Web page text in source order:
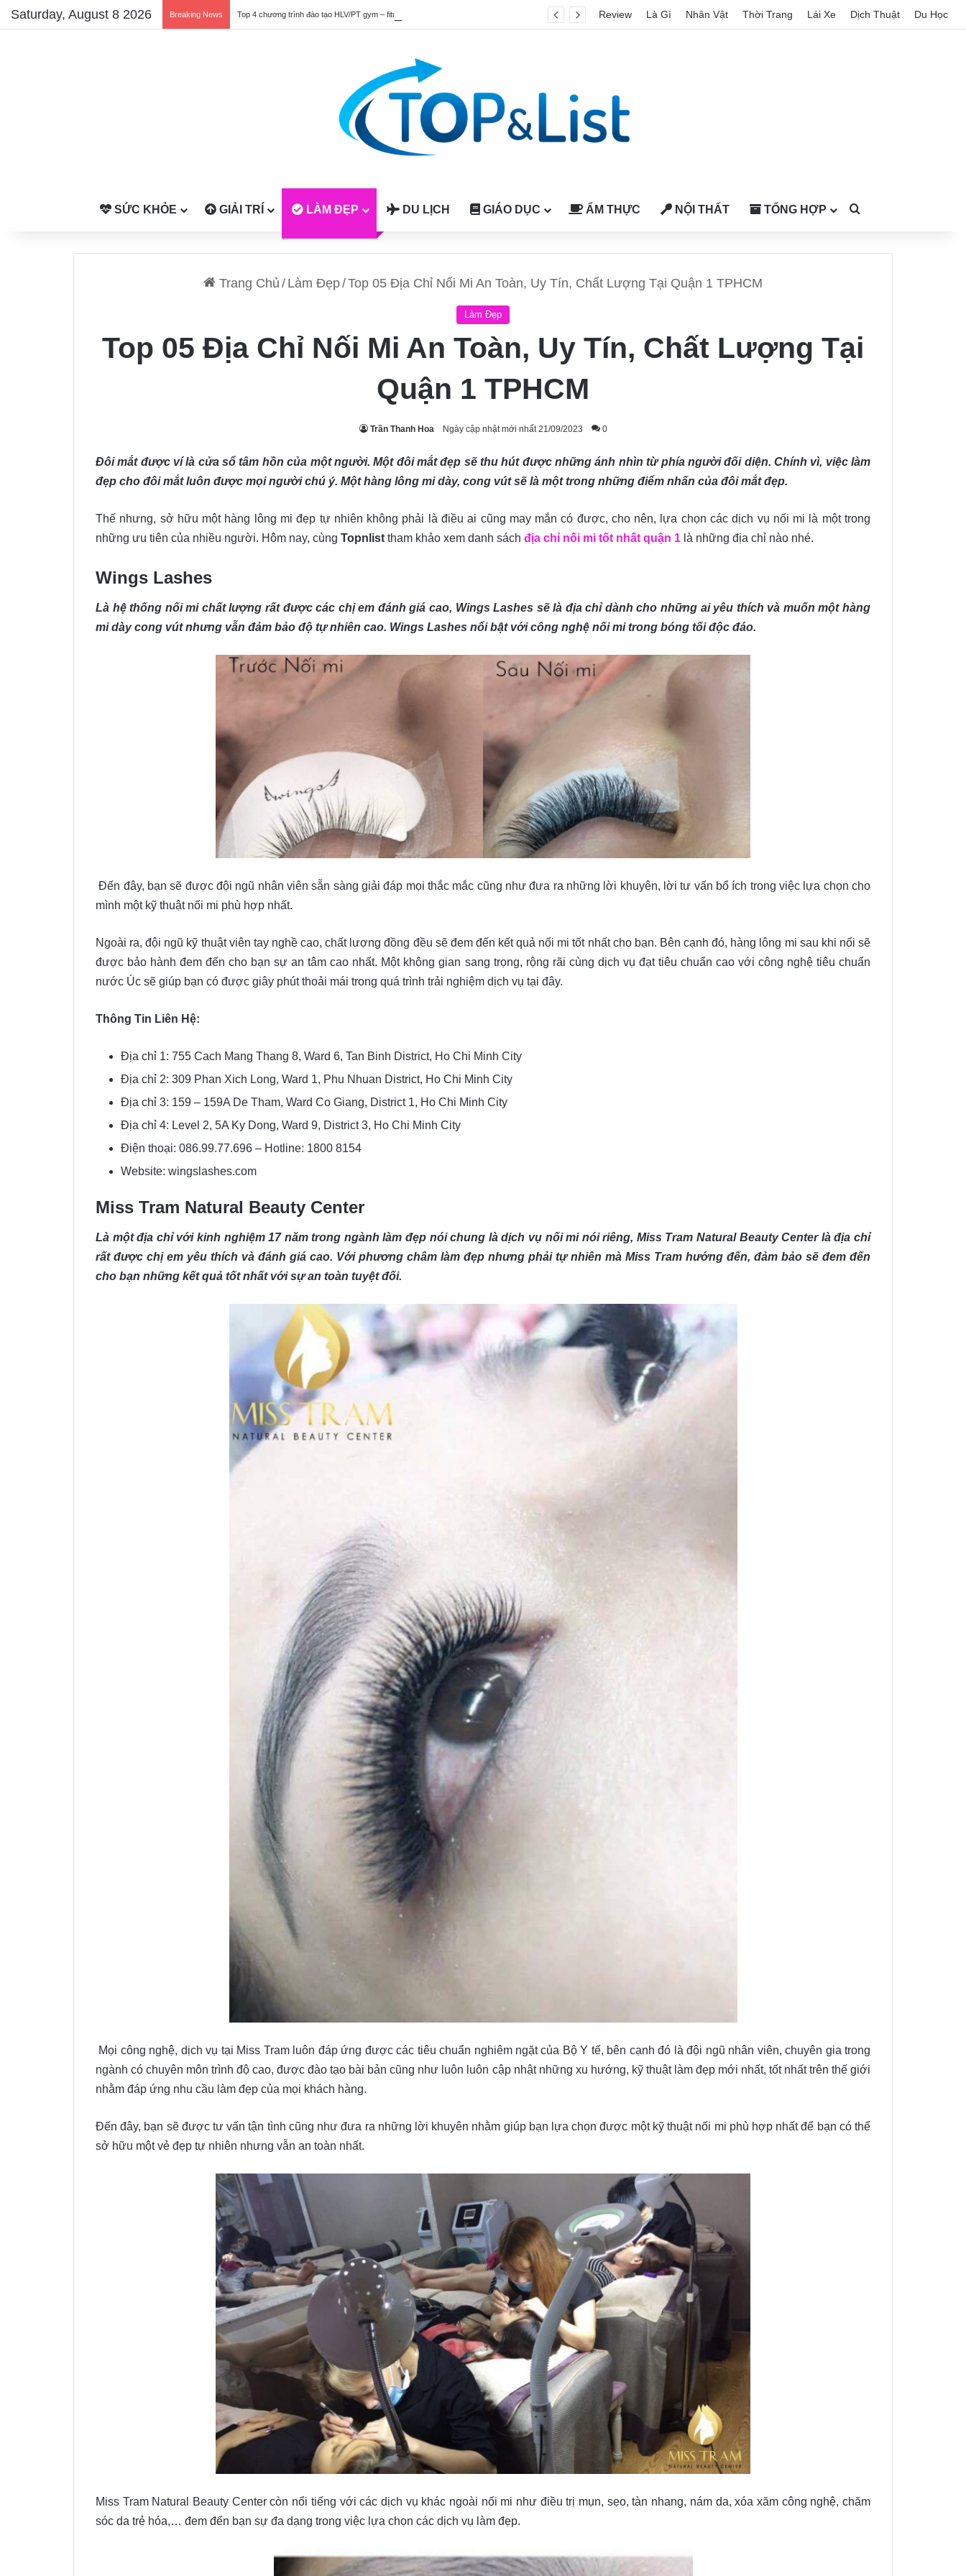
Saturday, August 8 2026 Breaking News Top 4 chương trình đào tạo HLV/PT gym – fitness quốc tế được công nhận tại Việt Nam Review Là Gì Nhân Vật Thời Trang Lái Xe Dịch Thuật Du Học
SỨC KHỎE GIẢI TRÍ LÀM ĐẸP DU LỊCH GIÁO DỤC ẨM THỰC NỘI THẤT TỔNG HỢP
Trang Chủ / Làm Đẹp/Top 05 Địa Chỉ Nối Mi An Toàn, Uy Tín, Chất Lượng Tại Quận 1 TPHCM
Làm Đẹp
Top 05 Địa Chỉ Nối Mi An Toàn, Uy Tín, Chất Lượng Tại
Quận 1 TPHCM
Trần Thanh Hoa Ngày cập nhật mới nhất 21/09/2023 0
Đôi mắt được ví là cửa sổ tâm hồn của một người. Một đôi mắt đẹp sẽ thu hút được những ánh nhìn từ phía người đối diện. Chính vì, việc làm
đẹp cho đôi mắt luôn được mọi người chú ý. Một hàng lông mi dày, cong vút sẽ là một trong những điểm nhấn của đôi mắt đẹp.
Thế nhưng, sở hữu một hàng lông mi đẹp tự nhiên không phải là điều ai cũng may mắn có được, cho nên, lựa chọn các dịch vụ nối mi là một trong
những ưu tiên của nhiều người. Hôm nay, cùng Topnlist tham khảo xem danh sách địa chỉ nối mi tốt nhất quận 1 là những địa chỉ nào nhé.
Wings Lashes
Là hệ thống nối mi chất lượng rất được các chị em đánh giá cao, Wings Lashes sẽ là địa chỉ dành cho những ai yêu thích và muốn một hàng
mi dày cong vút nhưng vẫn đảm bảo độ tự nhiên cao. Wings Lashes nổi bật với công nghệ nối mi trong bóng tối độc đáo.
Đến đây, bạn sẽ được đội ngũ nhân viên sẵn sàng giải đáp mọi thắc mắc cũng như đưa ra những lời khuyên, lời tư vấn bổ ích trong việc lựa chọn cho
mình một kỹ thuật nối mi phù hợp nhất.
Ngoài ra, đội ngũ kỹ thuật viên tay nghề cao, chất lượng đồng đều sẽ đem đến kết quả nối mi tốt nhất cho bạn. Bên cạnh đó, hàng lông mi sau khi nối sẽ
được bảo hành đem đến cho bạn sự an tâm cao nhất. Một không gian sang trọng, rộng rãi cùng dịch vụ đạt tiêu chuẩn cao với công nghệ tiêu chuẩn
nước Úc sẽ giúp bạn có được giây phút thoải mái trong quá trình trải nghiệm dịch vụ tại đây.
Thông Tin Liên Hệ:
Địa chỉ 1: 755 Cach Mang Thang 8, Ward 6, Tan Binh District, Ho Chi Minh City
Địa chỉ 2: 309 Phan Xich Long, Ward 1, Phu Nhuan District, Ho Chi Minh City
Địa chỉ 3: 159 – 159A De Tham, Ward Co Giang, District 1, Ho Chi Minh City
Địa chỉ 4: Level 2, 5A Ky Dong, Ward 9, District 3, Ho Chi Minh City
Điện thoại: 086.99.77.696 – Hotline: 1800 8154
Website: wingslashes.com
Miss Tram Natural Beauty Center
Là một địa chỉ với kinh nghiệm 17 năm trong ngành làm đẹp nói chung là dịch vụ nối mi nói riêng, Miss Tram Natural Beauty Center là địa chỉ
rất được chị em yêu thích và đánh giá cao. Với phương châm làm đẹp nhưng phải tự nhiên mà Miss Tram hướng đến, đảm bảo sẽ đem đến
cho bạn những kết quả tốt nhất với sự an toàn tuyệt đối.
Mọi công nghệ, dịch vụ tại Miss Tram luôn đáp ứng được các tiêu chuẩn nghiêm ngặt của Bộ Y tế, bên cạnh đó là đội ngũ nhân viên, chuyên gia trong
ngành có chuyên môn trình độ cao, được đào tạo bài bản cũng như luôn luôn cập nhật những xu hướng, kỹ thuật làm đẹp mới nhất, tốt nhất trên thế giới
nhằm đáp ứng nhu cầu làm đẹp của mọi khách hàng.
Đến đây, bạn sẽ được tư vấn tận tình cũng như đưa ra những lời khuyên nhằm giúp bạn lựa chọn được một kỹ thuật nối mi phù hợp nhất để bạn có thể
sở hữu một vẻ đẹp tự nhiên nhưng vẫn an toàn nhất.
Miss Tram Natural Beauty Center còn nổi tiếng với các dịch vụ khác ngoài nối mi như điều trị mụn, sẹo, tàn nhang, nám da, xóa xăm công nghệ, chăm
sóc da trẻ hóa,… đem đến bạn sự đa dạng trong việc lựa chọn các dịch vụ làm đẹp.